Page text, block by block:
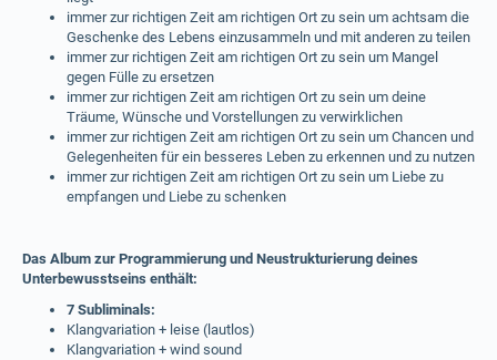
immer zur richtigen Zeit am richtigen Ort zu sein um achtsam die
Geschenke des Lebens einzusammeln und mit anderen zu teilen
immer zur richtigen Zeit am richtigen Ort zu sein um Mangel
gegen Fülle zu ersetzen
immer zur richtigen Zeit am richtigen Ort zu sein um deine
Träume, Wünsche und Vorstellungen zu verwirklichen
immer zur richtigen Zeit am richtigen Ort zu sein um Chancen und
Gelegenheiten für ein besseres Leben zu erkennen und zu nutzen
immer zur richtigen Zeit am richtigen Ort zu sein um Liebe zu
empfangen und Liebe zu schenken
Das Album zur Programmierung und Neustrukturierung deines
Unterbewusstseins enthält:
7 Subliminals:
Klangvariation + leise (lautlos)
Klangvariation + wind sound